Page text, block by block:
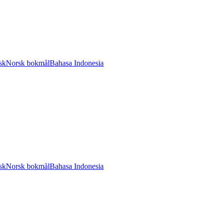
Norsk bokmålBahasa Indonesia
Norsk bokmålBahasa Indonesia